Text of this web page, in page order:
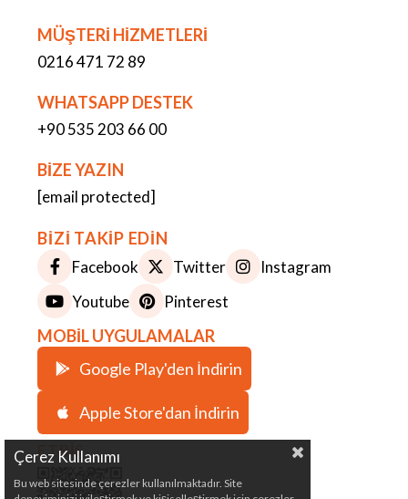
MÜŞTERİ HİZMETLERİ
0216 471 72 89
WHATSAPP DESTEK
+90 535 203 66 00
BİZE YAZIN
[email protected]
BİZİ TAKİP EDİN
Facebook Twitter
Instagram
Youtube
Pinterest
MOBİL UYGULAMALAR
Google Play'den İndirin
Apple Store'dan İndirin
ETBİS
Çerez Kullanımı
Bu web sitesinde çerezler kullanılmaktadır. Site